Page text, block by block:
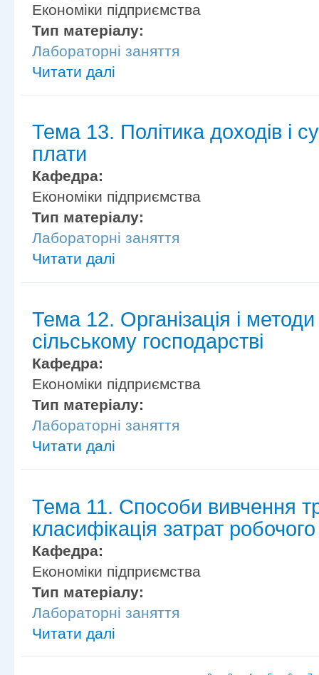
Економіки підприємства
Тип матеріалу:
Лабораторні заняття
Читати далі
Тема 13. Політика доходів і
плати
Кафедра:
Економіки підприємства
Тип матеріалу:
Лабораторні заняття
Читати далі
Тема 12. Організація і
сільському господарстві
Кафедра:
Економіки підприємства
Тип матеріалу:
Лабораторні заняття
Читати далі
Тема 11. Способи вивчення
класифікація затрат
Кафедра:
Економіки підприємства
Тип матеріалу:
Лабораторні заняття
Читати далі